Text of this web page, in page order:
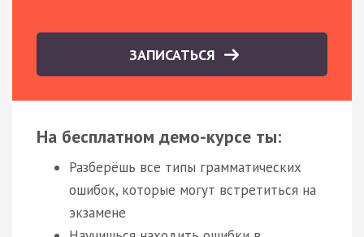
ЗАПИСАТЬСЯ
На бесплатном демо-курсе ты:
Разберёшь все типы грамматических
ошибок, которые могут встретиться на
экзамене